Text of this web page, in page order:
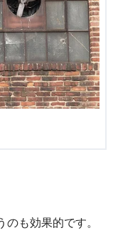
のも効果的です。